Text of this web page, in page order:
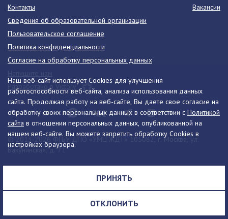
Наш веб-сайт использует Cookies для улучшения
работоспособности веб-сайта, анализа использования данных
сайта. Продолжая работу на веб-сайте, Вы даете свое согласие на
обработку своих персональных данных в соответствии с Политикой
сайта в отношении персональных данных, опубликованной на
нашем веб-сайте. Вы можете запретить обработку Cookies в
настройках браузера.
ПРИНЯТЬ
ОТКЛОНИТЬ
© 2013-2026 ФГБУ ДПО «УМЦ ЖДТ» 105082, г. Москва, ул.
Бакунинская, д. 71
Телефон:8 (495) 739-00-30 info@umczdt.ru
схема проезда
Контакты
Вакансии
Сведения об образовательной организации
Пользовательское соглашение
Политика конфиденциальности
Согласие на обработку персональных данных
Разработано в Victory